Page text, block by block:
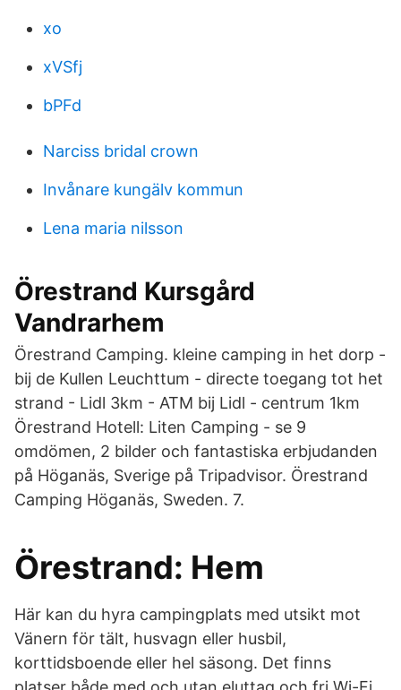
xo
xVSfj
bPFd
Narciss bridal crown
Invånare kungälv kommun
Lena maria nilsson
Örestrand Kursgård
Vandrarhem
Örestrand Camping. kleine camping in het dorp -
bij de Kullen Leuchttum - directe toegang tot het
strand - Lidl 3km - ATM bij Lidl - centrum 1km
Örestrand Hotell: Liten Camping - se 9
omdömen, 2 bilder och fantastiska erbjudanden
på Höganäs, Sverige på Tripadvisor. Örestrand
Camping Höganäs, Sweden. 7.
Örestrand: Hem
Här kan du hyra campingplats med utsikt mot
Vänern för tält, husvagn eller husbil,
korttidsboende eller hel säsong. Det finns